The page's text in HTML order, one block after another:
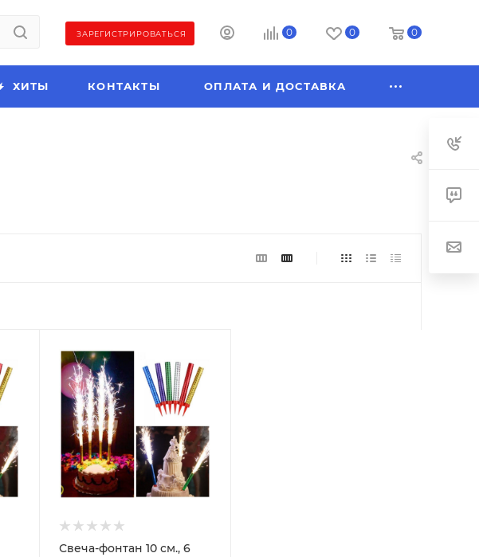
ЗАРЕГИСТРИРОВАТЬСЯ 0 0 0
ХИТЫ КОНТАКТЫ ОПЛАТА И ДОСТАВКА
Свеча-фонтан 10 см., 6